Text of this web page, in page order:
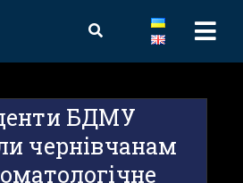
БДМУ
чернівчанам